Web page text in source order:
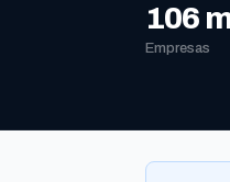
106
Empresas